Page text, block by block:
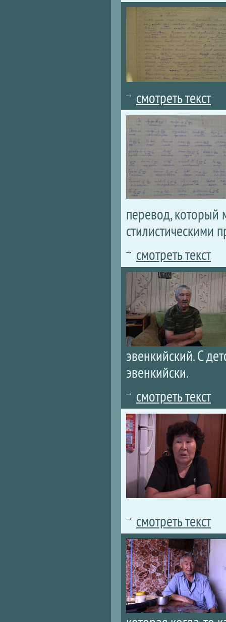
смотреть текст
перевод,
стилистическими
смотреть текст
эвенкийский. С
эвенкийски.
смотреть текст
смотреть текст